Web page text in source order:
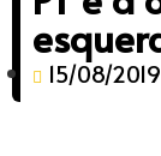
15/08/2019